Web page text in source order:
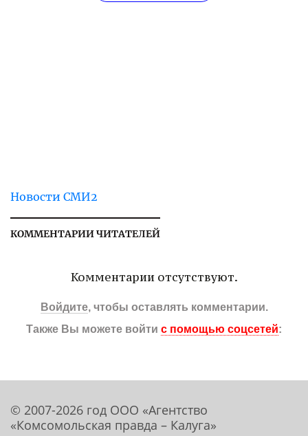
Новости СМИ2
КОММЕНТАРИИ ЧИТАТЕЛЕЙ
Комментарии отсутствуют.
Войдите, чтобы оставлять комментарии.
Также Вы можете войти с помощью соцсетей:
© 2007-2026 год ООО «Агентство
«Комсомольская правда – Калуга»